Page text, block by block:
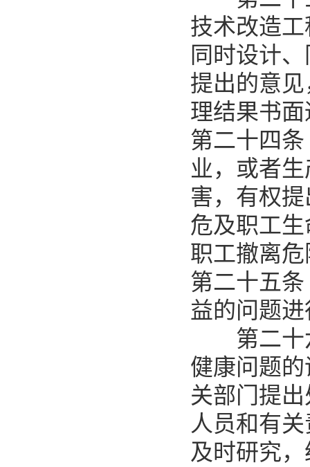
技术改造
同时设计
提出的意
理结果书
第二十四
业，或者
害，有权
危及职工
职工撤离
第二十五
益的问题
第二十六
健康问题
关部门提
人员和有
及时研究